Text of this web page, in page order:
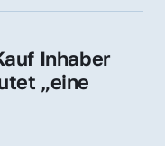
Inhaber
„eine